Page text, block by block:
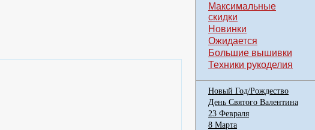
Максимальные
скидки
Новинки
Ожидается
Большие вышивки
Техники рукоделия
Новый Год/Рождество
День Святого Валентина
23 Февраля
8 Марта